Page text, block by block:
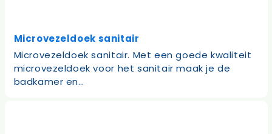
Microvezeldoek sanitair
Microvezeldoek sanitair. Met een goede kwaliteit
microvezeldoek voor het sanitair maak je de
badkamer en…